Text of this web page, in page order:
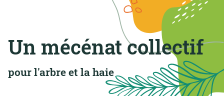
Un mécénat collectif
pour l'arbre et la haie